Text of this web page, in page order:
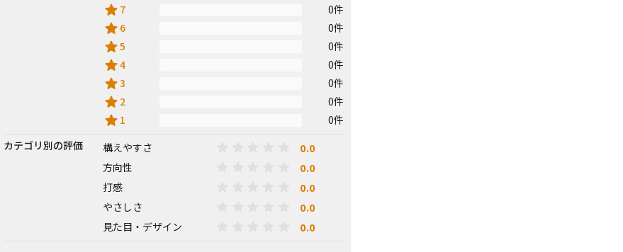
star 7 0件
star 6 0件
star5 0件
star4 0件
star3 0件
star 2 0件
star 1
0件
カテゴリ別の評価
構えやすさ 0.0
方向性 0.0
打感 0.0
やさしさ 0.0
見た目・デザイン 0.0